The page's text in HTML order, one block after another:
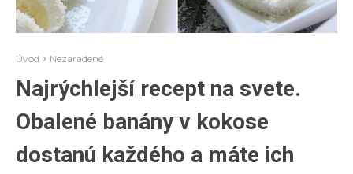
Úvod Nezaradené
Najrýchlejší recept na svete.
Obalené banány v kokose
dostanú každého a máte ich